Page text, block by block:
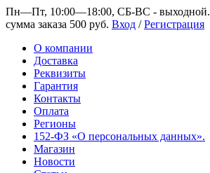
Пн—Пт, 10:00—18:00, СБ-ВС - выходной.
сумма заказа 500 руб. Вход /Регистрация
О компании
Доставка
Реквизиты
Гарантия
Контакты
Оплата
Регионы
152-ФЗ «О персональных данных».
Магазин
Новости